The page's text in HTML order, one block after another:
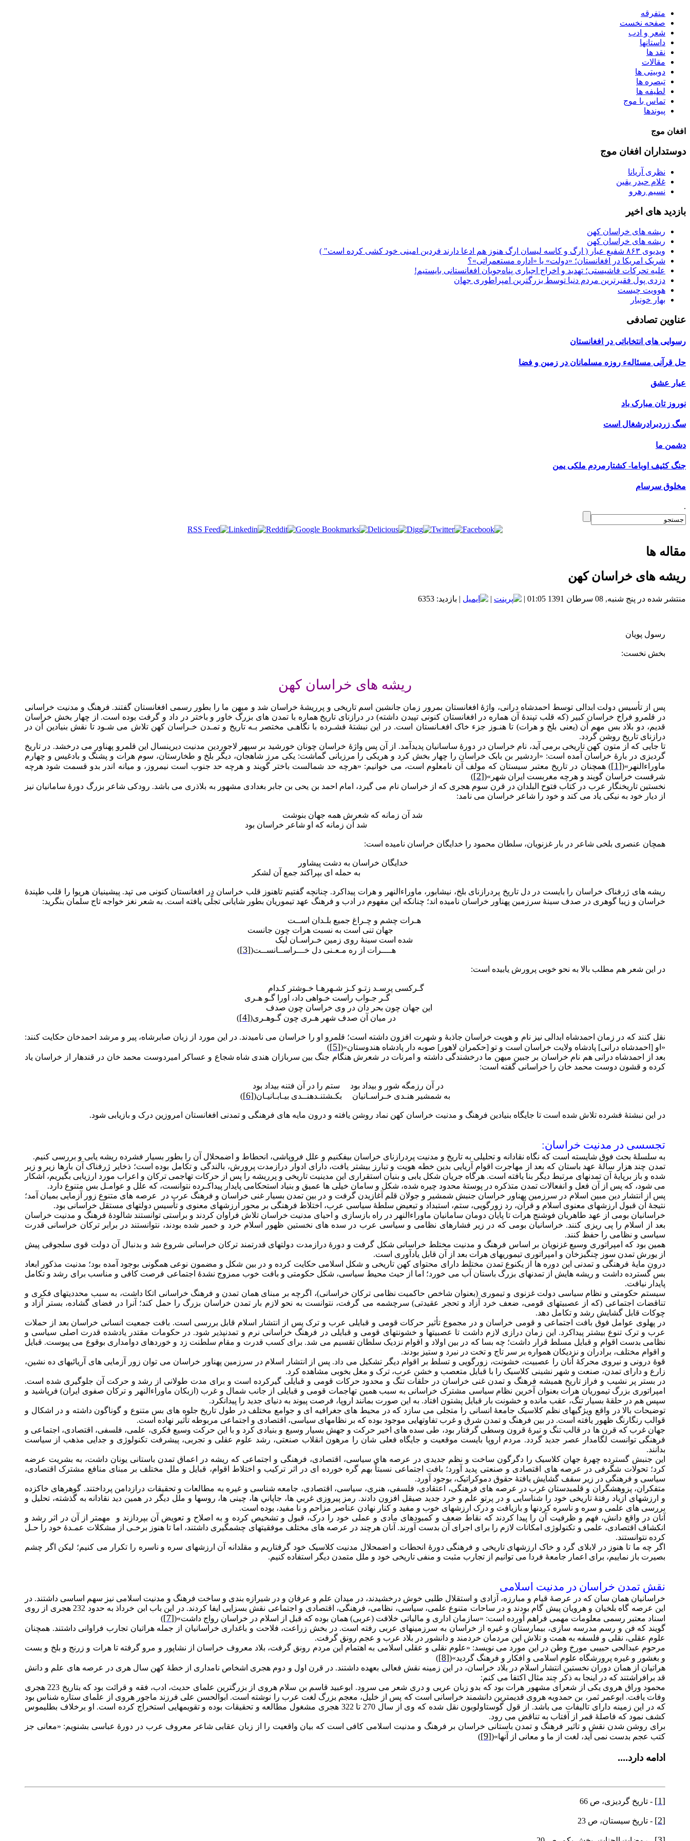
متفرقه
صفحه نخست
شعر و ادب
داستانها
نقد ها
مقالات
دوبیتی ها
تبصره ها
لطیفه ها
تماس با موج
پیوندها
افغان موج
دوستداران افغان موج
نظری آریانا
غلام حیدر یقین
نسیم رهرو
بازدید های اخیر
ریشه های خراسان کهن
ریشه های خراسان کهن
ویدیوی ۸۶۳ شفیع عیار ( ارگ و کاسه لیسان ارگ هنوز هم ادعا دارند فردین امینی خود کشی کرده است" )
شریک امریکا در افغانستان؛ «دولت» یا «اداره مستعمراتی»؟
علیه تحرکات فاشیستی؛ تهدید و اخراج اجباری پناه‌جویان افغانستانی بایستیم!
دزدی پول فقیرترین مردم دنیا توسط بزرگترین امپراطوری جهان
هوویت چیست
بهار خونبار
عناوین تصادفی
رسوایی های انتخاباتی در افغانستان
حل قرآنی مسئالهء روزه مسلمانان در زمین و فضا
عیار عشق
نوروز تان مبارک باد
سگ زردبرادرشغال است
دشمن ما
جنگ کثیف اوباما- کشتارمردم ملکی یمن
مخلوق سرسام
.
مقاله ها
ریشه های خراسان کهن
منتشر شده در پنج شنبه, 08 سرطان 1391 01:05 |
| | بازدید: 6353
رسول پویان
بخش نخست:
ریشه های خراسان کهن
پس از تأسیس دولت ابدالی توسط احمدشاه درانی، واژۀ افغانستان بمرور زمان جانشین اسم تاریخی و پرریشۀ خراسان شد و میهن ما را بطور رسمی افغانستان گفتند. فرهنگ و مدنیت خراسانی
در قلمرو فراخ خراسان کبیر (که قلب تپندۀ آن هماره در افغانستان کنونی تپیدن داشته) در درازنای تاریخ هماره با تمدن های بزرگ خاور و باختر در داد و گرفت بوده است. از چهار بخش خراسان
قدیم، دو بلاد بس مهم آن (یعنی بلخ و هرات) تا هنـوز جزء خاک افغـانستان است. در این نبشتۀ فشـرده با نگاهـی مختصر بـه تاریخ و تمـدن خـراسان کهن تلاش می شـود تا نقش بنیادین آن در
درازنای تاریخ روشن گردد.
تا جایی که از متون کهن تاریخی برمی آید، نام خراسان در دورۀ ساسانیان پدیدآمد. از آن پس واژۀ خراسان چونان خورشید بر سپهر لاجوردین مدنیت دیرینسال این قلمرو پهناور می درخشد. در تاریخ
گردیزی در بارۀ خراسان آمده است: «اردشیر بن بابک خراسان را چهار بخش کرد و هریکی را مرزبانی گماشت: یکی مرز شاهجان، دیگر بلخ و طخارستان، سوم هرات و پشنگ و بادغیس و چهارم
ماوراءالنهر»([1]
) همچنان در تاریخ معتبر سیستان که مولف آن نامعلوم است، می خوانیم: «هرچه حد شمالست باختر گویند و هرچه حد جنوب است نیمروز، و میانه اندر بدو قسمت شود هرچه
شرقست خراسان گویند و هرچه مغربست ایران شهر»([2]
)
نخستین تاریخنگار عرب در کتاب فتوح البلدان در قرن سوم هجری که از خراسان نام می گیرد، امام احمد بن یحی بن جابر بغدادی مشهور به بلاذری می باشد. رودکی شاعر بزرگ دورۀ سامانیان نیز
از دیار خود به نیکی یاد می کند و خود را شاعر خراسان می نامد:
شد آن زمانه که شعرش همه جهان بنوشت
شد آن زمانه که او شاعر خراسان بود
همچان عنصری بلخی شاعر در بار غزنویان، سلطان محمود را خدایگان خراسان نامیده است:
خدایگان خراسان به دشت پیشاور
به حمله ای بپراکند جمع آن لشکر
ریشه های ژرفناک خراسان را بایست در دل تاریخ پردرازنای بلخ، نیشابور، ماوراءالنهر و هرات پیداکرد. چنانچه گفتیم تاهنوز قلب خراسان در افغانستان کنونی می تپد. پیشینیان هریوا را قلب طپندۀ
خراسان و زیبا گوهری در صدف سینۀ سرزمین پهناور خراسان نامیده اند؛ چنانکه این مفهوم در ادب و فرهنگ عهد تیموریان بطور شایانی تجلّی یافته است. به شعر نغز خواجه تاج سلمان بنگرید:
هـرات چشم و چـراغ جمیع بلـدان اســت
جهان تنی است به نسبت هرات چون جانست
شده است سینۀ روی زمین خـراسـان لیک
هــــرات از ره مـعـنی دل خـــراســانســت([3]
)
در این شعر هم مطلب بالا به نحو خوبی پرورش یابیده است:
گـرکسی پرسـد زتـو کـز شـهرهـا خـوشتر کـدام
گـر جـواب راست خـواهی داد، اورا گـو هـری
این جهان چون بحر دان در وی خراسان چون صدف
در میان آن صدف شهر هـری چون گـوهـری([4]
)
نقل کنند که در زمان احمدشاه ابدالی نیز نام و هویت خراسان جاذبۀ و شهرت افزون داشته است؛ قلمرو او را خراسان می نامیدند. در این مورد از زبان صابرشاه، پیر و مرشد احمدخان حکایت کنند:
«او [احمدشاه درانی] پادشاه ولایت خراسان است و تو [حکمران لاهور] صوبه دار پادشاه هندوستان»([5]
)
بعد از احمدشاه درانی هم نام خراسان بر جبین میهن ما درخشندگی داشته و امرنات در شعرش هنگام جنگ بین سربازان هندی شاه شجاع و عساکر امیردوست محمد خان در قندهار از خراسان یاد
کرده و قشون دوست محمد خان را خراسانی گفته است:
در آن رزمگه شور و بیداد بود
ستم را در آن فتنه بیداد بود
به شمشیر هنـدی خـراسـانیان
بکـشتنـدهنــدی بیـابـانیـان([6]
)
در این نبشتۀ فشرده تلاش شده است تا جایگاه بنیادین فرهنگ و مدنیت خراسان کهن نماد روشن یافته و درون مایه های فرهنگی و تمدنی افغانستان امروزین درک و بازیابی شود.
تجسسی در مدنيت خراسان:
به سلسلۀ بحث فوق شايسته است که نگاه نقادانه و تحليلی به تاريخ و مدنيت پردرازنای خراسان بيفکنيم و علل فروپاشی، انحطاط و اضمحلال آن را بطور بسيار فشرده ريشه يابی و بررسی کنيم.
تمدن چند هزار سالۀ عهد باستان که بعد از مهاجرت اقوام آريايی بدين خطه هويت و تبارز بيشتر يافت، دارای ادوار درازمدت پرورش، بالندگی و تکامل بوده است؛ ذخاير ژرفناک آن بارها زير و زبر
شده و باز برپايۀ آن تمدنهای مرتبط ديگر بنا يافته است. هرگاه جريان شکل يابی و بنيان استقراری اين مدينيت تاريخی و پرريشه را پس از حرکات تهاجمی ترکان و اعراب مورد ارزيابی بگيريم، آشکار
می شود، که پس از آن فعل و انفعالات تمدن متذکره در پوستۀ محدود چيره شده، شکل و سامان خيلی ها عميق و بنياد استحکامی پايدار پيداکـرده نتوانست، که علل و عوامـل بس متنوع دارد.
پس از انتشار دين مبين اسلام در سرزمين پهناور خراسان جنبش شمشير و جولان قلم آغازيدن گرفت و در بين تمدن بسيار غنی خراسان و فرهنگ عرب در
عرصه های متنوع زور آزمايی بميان آمد؛
نتيجۀ آن قبول ارزشهای معنوی اسلام و قرآن، رد زورگويی، ستم، استبداد و تبعيض سلطۀ سياسی عرب، اختلاط فرهنگی بر محور ارزشهای معنوی و تأسيس دولتهای مستقل خراسانی بود.
خراسانيان بومی از عهد طاهريان فوشنج هرات تا پايان دومان سامانيان ماوراءالنهر در راه بازسازی و احيای مدنيت خراسان تلاش فراوان کردند و براستی توانستند شالودۀ فرهنگ و مدنيت خراسان
بعد از اسلام را پی ريزی کنند. خراسانيان بومی که در زير فشارهای نظامی و سياسی عرب در سده های نخستين ظهور اسلام خرد و خمير شده بودند، نتوانستند در برابر ترکان خراسانی قدرت
سياسی و نظامی را حفظ کنند.
همين بود که امپراتوری وسيع غزنويان بر اساس فرهنگ و مدنيت مختلط خراسانی شکل گرفت و دورۀ درازمدت دولتهای قدرتمند ترکان خراسانی شروع شد و بدنبال آن دولت قوی سلجوقی پيش
از يورش تمدن سوز چنگيزخان و امپراتوری تيموريهای هرات بعد از آن قابل يادآوری است.
درون مايۀ فرهنگی و تمدنی اين دوره ها از يکنوع تمدن مختلط دارای محتوای کهن تاريخی و شکل اسلامی حکايت کرده و در بين شکل و مضمون نوعی همگونی بوجود آمده بود؛ مدنيت مذکور ابعاد
بس گسترده داشت و ريشه هايش از تمدنهای بزرگ باستان آب می خورد؛ اما از حيث محيط سياسی، شکل حکومتی و بافت خوب ممزوج نشدۀ اجتماعی فرصت کافی و مناسب برای رشد و تکامل
پايدار نيافت.
سيستم حکومتی و نظام سياسی دولت غزنوی و تيموری (بعنوان شاخص حاکميت نظامی ترکان خراسانی)، اگرچه بر مبنای همان تمدن و فرهنگ خراسانی اتکا داشت، به سبب محدديتهای فکری و
تناقضات اجتماعی (که از عصبيتهای قومی، ضعف خرد آزاد و تحجر عقيدتی) سرچشمه می گرفت، نتوانست به نحو لازم بار تمدن خراسان بزرگ را حمل کند؛ آنرا در فضای گشاده، بستر آزاد و
چوکات قابل گشايش رشد و تکامل دهد.
در پهلوی عوامل فوق بافت اجتماعی و قومی خراسان و در مجموع تأثير حرکات قومی و قبايلی عرب و ترک پس از انتشار اسلام قابل بررسی است. بافت جمعيت انسانی خراسان بعد از حملات
عرب و ترک تنوع بيشتر پيداکرد. اين زمان درازی لازم داشت تا عصبيتها و خشونتهای قومی و قبايلی در فرهنگ خراسانی نرم و تمدنپذير شود. در حکومات مقتدر يادشده قدرت اصلی سياسی و
نظامی بدست اقوام و قبايل مسلط قرار داشت؛ چه بسا که در بين اولاد و اقوام نزديک سلطان تقسيم می شد. برای کسب قدرت و مقام سلطنت زد و خوردهای دوامداری بوقوع می پيوست. قبايل
و اقوام مختلف، برادران و نزديکان همواره بر سر تاج و تخت در نبرد و ستيز بودند.
قوۀ درونی و نيروی محرکۀ آنان را عصبيت، خشونت، زورگويی و تسلط بر اقوام ديگر تشکيل می داد. پس از انتشار اسلام در سرزمين پهناور خراسان می توان زور آزمايی های آريائيهای ده نشين،
زارع و دارای تمدن، صنعت و شهر نشينی کلاسيک را با قبايل متعصب و خشن عرب، ترک و مغل بخوبی مشاهده کرد.
در بستر پر نشيب و فراز تاريخ هميشه فرهنگ و تمدن غنی خراسان در حلقات تنگ و محدود حرکات قومی و قبايلی گيرکرده است و برای مدت طولانی از رشد و حرکت آن جلوگيری شده است.
امپراتوری بزرگ تيموريان هرات بعنوان آخرين نظام سياسی مشترک خراسانی به سبب همين تهاجمات قومی و قبايلی از جانب شمال و غرب (ازبکان ماوراءالنهر و ترکان صفوی ايران) فرپاشيد و
سپس هم در حلقۀ بسيار تنگ، عقب مانده و خشونت بار قبايل پشتون افتاد. به اين صورت بمانند اروپا، فرصت پيوند به دنيای جديد را پیدانکرد.
توضيحات بالا در واقع ويژگيهای نظم کلاسيک جامعۀ انسانی را متجلی می سازد که در محيط های جغرافيه ای و جوامع مختلف در طول تاريخ جلوه های بس متنوع و گوناگون داشته و در اشکال و
قوالب رنگارنگ ظهور يافته است. در بين فرهنگ و تمدن شرق و غرب تفاوتهايی موجود بوده که بر نظامهای سياسی، اقتصادی و اجتماعی مربوطه تأثير نهاده است.
جهان غرب که قرن ها در قالب تنگ و تيرۀ قرون وسطی گرفتار بود، طی سده های اخير حرکت و جهش بسيار وسيع و بنيادی کرد و با اين حرکت وسيع فکری، علمی، فلسفی، اقتصادی، اجتماعی و
فرهنگی توانست لگامدار عصر جديد گردد. مردم اروپا بايست موقعيت و جايگاه فعلی شان را مرهون انقلاب صنعتی، رشد علوم عقلی و تجربی، پيشرفت تکنولوژی و جدايی مذهب از سياست
بدانند.
اين جنبش گسترده چهرۀ جهان کلاسيک را دگرگون ساخت و نظم جديدی در عرصه های سياسی، اقتصادی، فرهنگی و اجتماعی که ريشه در اعماق تمدن باستانی يونان داشت، به بشريت عرضه
کرد؛ تحولات شگرفی در عرصه های اقتصادی و صنعتی پديد آورد؛ بافت اجتماعی نسبتاّ بهم گره خورده ای در اثر ترکيب و اختلاط اقوام، قبايل و ملل مختلف بر مبنای منافع مشترک اقتصادی،
سياسی و فرهنگی در زير سقف گشايش يافتۀ حقوق دموکراتيک، بوجود آورد.
متفکران، پزوهشگران و قلمبدستان غرب در عرصه های فرهنگی، اعتقادی، فلسفی، هنری، سياسی، اقتصادی، جامعه شناسی و غيره به مطالعات و تحقيقات درازدامن پرداختند. گوهرهای خاکزده
و ارزشهای ازياد رفتۀ تاريخی خود را شناسايی و در پرتو علم و خرد جديد صيقل افزون دادند. رمز پيروزی غربي ها، جاپاني ها، چينی ها، روسها و ملل ديگر در همين ديد نقادانه به گذشته، تحليل و
بررسی های علمی و سره و ناسره کردنها و بازيافت و درک ارزشهای خوب و مفيد و کنار نهادن عناصر مزاحم و نا مفيد، بوده است.
آنان در واقع دانش، فهم و ظرفيت آن را پيدا کردند که نقاط ضعف و کمبودهای مادی و عملی خود را درک، قبول و تشخيص کرده و به اصلاح و تعويض آن بپردازند و
مهمتر از آن در اثر رشد و
انکشاف اقتصادی، علمی و تکنولوژی امکانات لازم را برای اجرای آن بدست آورند. آنان هرچند در عرصه های مختلف موفقيتهای چشمگيری داشتند، اما تا هنوز برخـی از مشکلات عمـدۀ خود را حـل
کرده نتوانستند.
اگر چه ما تا هنوز در لابلای گرد و خاک ارزشهای تاريخی و فرهنگی دورۀ انحطات و اضمحلال مدنيت کلاسيک خود گرفتاريم و مقلدانه آن ارزشهای سره و ناسره را تکرار می کنيم؛ ليکن اگر چشم
بصيرت باز نماييم، برای اعمار جامعۀ فردا می توانيم از تجارب مثبت و منفی تاریخی خود و ملل متمدن دیگر استفاده کنيم.
نقش تمدن خراسان در مدنيت اسلامی
خراسانيان همان سان که در عرصۀ قيام و مبارزه، آزادی و استقلال طلبی خوش درخشيدند، در ميدان علم و عرفان و در شيرازه بندی و ساخت فرهنگ و مدنيت اسلامی نيز سهم اساسی داشتند. در
اين عرصه گاه بلخيان و هرويان پيش گام بودند و در ساحات متنوع علمی، سياسی، نظامی، فرهنگی، اقتصادی و اجتماعی نقش بسزايی ايفا کردند. در اين باب ابن خرداذ به حدود 232 هجری از روی
اسناد معتبر رسمی معلومات مهمی فراهم آورده است: «سازمان اداری و مالياتی خلافت (عربی) همان بوده که قبل از اسلام در خراسان رواج داشت»([7]
)
گويند که فن و رسم مدرسه سازی، بيمارستان و غيره از خراسان به سرزمينهای عربی رفته است. در بخش زراعت، فلاحت و باغداری خراسانيان از جمله هراتيان تجارب فراوانی داشتند. همچنان
علوم عقلی، نقلی و فلسفه به همت و تلاش اين مردمان خردمند و دانشور در بلاد عرب و عجم رونق گرفت.
مرحوم عبدالحی حبيبی مورخ وطن در اين مورد می نويسد: «علوم نقلی و عقلی اسلامی به اهتمام اين مردم رونق گرفت، بلاد معروف خراسان از نشاپور و مرو گرفته تا هرات و زرنج و بلخ و بست
و بغشور و غيره پرورشگاه علوم اسلامی و افکار و فرهنگ گرديد»([8]
)
هراتيان از همان دوران نخستين انتشار اسلام در بلاد خراسان، در اين زمينه نقش فعالی بعهده داشتند. در قرن اول و دوم هجری اشخاص نامداری از خطۀ کهن سال هری در عرصه های علم و دانش
قد برافراشتند که در اينجا به ذکر چند مثال اکتفا می کنم:
محمود وراق هروی يکی از شعرای مشهور هرات بود که بدو زبان عربی و دری شعر می سرود. ابوعبيد قاسم بن سلام هروی از بزرگترين علمای حديث، ادب، فقه و قرائت بود که بتاريخ 223 هجری
وفات يافت. ابوعمر ثمر، بن حمدويه هروی قديمترين دانشمند خراسانی است که پس از خليل، معجم بزرگ لغت عرب را نوشته است. ابوالحسن علی فرزند ماجور هروی از علمای ستاره شناس بود
که در اين زمينه دارای تاليفات می باشد. از قول گوستاولوبون نقل شده که وی از سال 270 تا 322 هجری مشغول مطالعه و تحقيقات بوده و تقويمهايی استخراج کرده است. او برخلاف بطليموس
کشف نمود که فاصلۀ قمر از آفتاب به تناقض می رود.
برای روشن شدن نقش و تاثير فرهنگ و تمدن باستانی خراسان بر فرهنگ و مدنيت اسلامی کافی است که بيان واقعيت را از زبان عقابی شاعر معروف عرب در دورۀ عباسی بشنويم: «معانی جز
کتب عجم بدست نمی آيد، لغت از ما و معانی از آنها»([9]
)
ادامه دارد....
[1] - تاريخ گرديزی، ص 66
[2] - تاريخ سيستان، ص 23